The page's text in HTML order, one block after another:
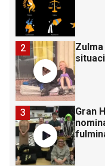
2
Gran
3